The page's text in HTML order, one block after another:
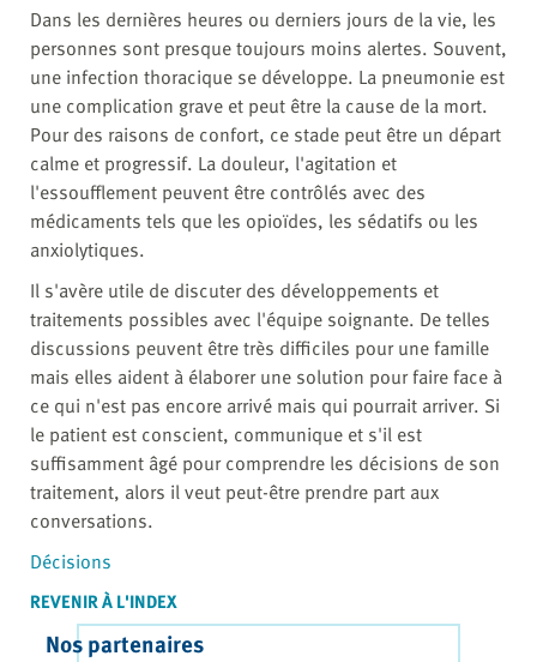
Dans les dernières heures ou derniers jours de la vie, les
personnes sont presque toujours moins alertes. Souvent,
une infection thoracique se développe. La pneumonie est
une complication grave et peut être la cause de la mort.
Pour des raisons de confort, ce stade peut être un départ
calme et progressif. La douleur, l'agitation et
l'essoufflement peuvent être contrôlés avec des
médicaments tels que les opioïdes, les sédatifs ou les
anxiolytiques.
Il s'avère utile de discuter des développements et
traitements possibles avec l'équipe soignante. De telles
discussions peuvent être très difficiles pour une famille
mais elles aident à élaborer une solution pour faire face à
ce qui n'est pas encore arrivé mais qui pourrait arriver. Si
le patient est conscient, communique et s'il est
suffisamment âgé pour comprendre les décisions de son
traitement, alors il veut peut-être prendre part aux
conversations.
Décisions
REVENIR À L'INDEX
Nos partenaires